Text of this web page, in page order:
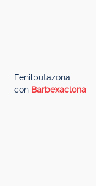
Fenilbutazona
con Barbexaclona